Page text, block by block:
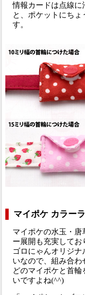
情報カードは点線に
と、ポケットにちょ
す。
マイポケ カラー
マイポケの水玉・唐
ー展開も充実してお
ゴロにゃんオリジ
いなので、組み合わ
どのマイポケと首
いですよね(^^)